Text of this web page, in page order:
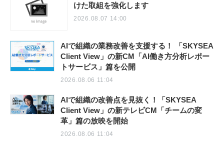
けた取組を強化します
2026.08.07 14:00
AIで組織の業務改善を支援する！ 「SKYSEA
Client View」の新CM「AI働き方分析レポー
トサービス」篇を公開
2026.08.06 11:04
AIで組織の改善点を見抜く！「SKYSEA
Client View」の新テレビCM「チームの変
革」篇の放映を開始
2026.08.06 11:04